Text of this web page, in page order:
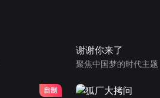
谢谢你来了
聚焦中国梦的时代主题